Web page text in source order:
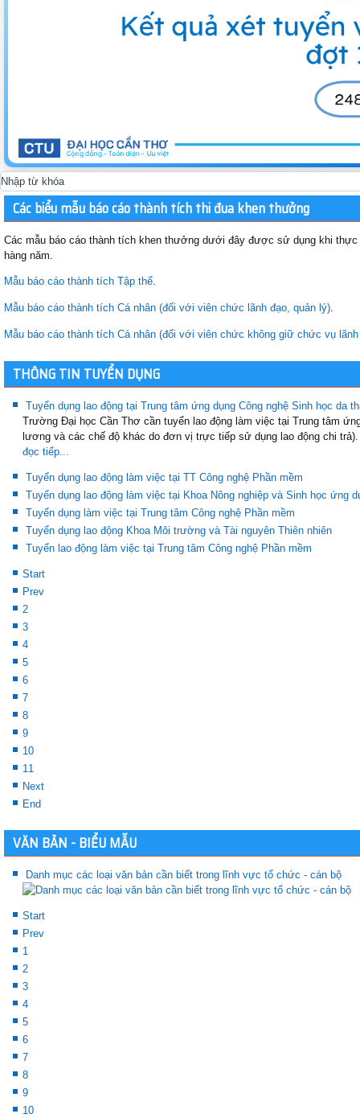
Các biểu mẫu báo cáo thành tích thi đua khen thưởng
Các mẫu báo cáo thành tích khen thưởng dưới đây được sử dụng khi
hàng năm.
Mẫu báo cáo thành tích Tập thể
Mẫu báo cáo thành tích Cá nhân (đối với viên chức lãnh đạo, quản lý)
Mẫu báo cáo thành tích Cá nhân (đối với viên chức không giữ chức vụ
THÔNG TIN TUYỂN DỤNG
Tuyển dụng lao động tại Trung tâm ứng dụng Công nghệ Sinh học da
Trường Đại học Cần Thơ cần tuyển lao động làm việc tại Trung tâm
lương và các chế độ khác do đơn vị trực tiếp sử dụng lao động chi
đọc tiếp...
Tuyển dụng lao động làm việc tại TT Công nghệ Phần mềm
Tuyển dụng lao động làm việc tại Khoa Nông nghiệp và Sinh học ứng
Tuyển dụng làm việc tại Trung tâm Công nghệ Phần mềm
Tuyển dụng lao động Khoa Môi trường và Tài nguyên Thiên nhiên
Tuyển lao động làm việc tại Trung tâm Công nghệ Phần mềm
Start
Prev
2
3
4
5
6
7
8
9
10
11
Next
End
VĂN BẢN - BIỂU MẪU
Danh mục các loại văn bản cần biết trong lĩnh vực tổ chức - cán bộ
Start
Prev
1
2
3
4
5
6
7
8
9
10